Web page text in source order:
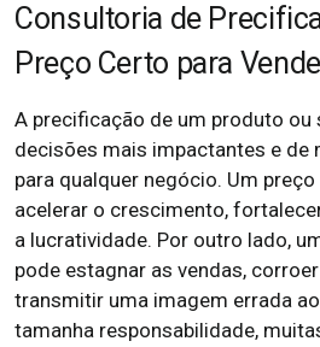
Consultoria de
Preço Certo para
A precificação de um produto ou
decisões mais impactantes e de
para qualquer negócio. Um
acelerar o crescimento,
a lucratividade. Por outro lado,
pode estagnar as vendas,
transmitir uma imagem errada
tamanha responsabilidade,